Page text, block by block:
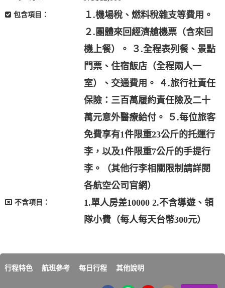
包含項目：
１.機場稅、燃料稅雜支等費用。
２.團體來回經濟艙機票（含來回
機上餐）。 ３.全程表列餐、景點
門票、住宿飯店（全程兩人一
室）、交通費用。 ４.旅行社責任
保險：三百萬履約責任險及二十
萬元意外醫療給付。 ５.每位旅客
免費享有1件限重23公斤的托運行
李，以及1件限重7公斤的手提行
李。（其他行李相關限制請詳閱
各航空公司官網）
不含項目：
1.單人房差10000 2.不含導遊、領
隊小費（每人每天台幣300元）
行程特色 航班參考 每日行程 其他說明